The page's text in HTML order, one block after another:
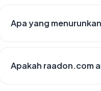
Apa yang
Apakah raadon.com